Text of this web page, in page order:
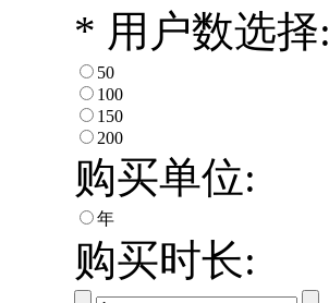
* 用户数选择:
50
100
150
200
购买单位:
年
购买时长: